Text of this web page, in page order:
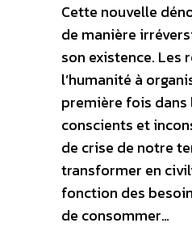
Cette nouvelle
de manière
son existence. Les
l’humanité à
première fois dans
conscients et
de crise de notre
transformer en
fonction des
de consommer…